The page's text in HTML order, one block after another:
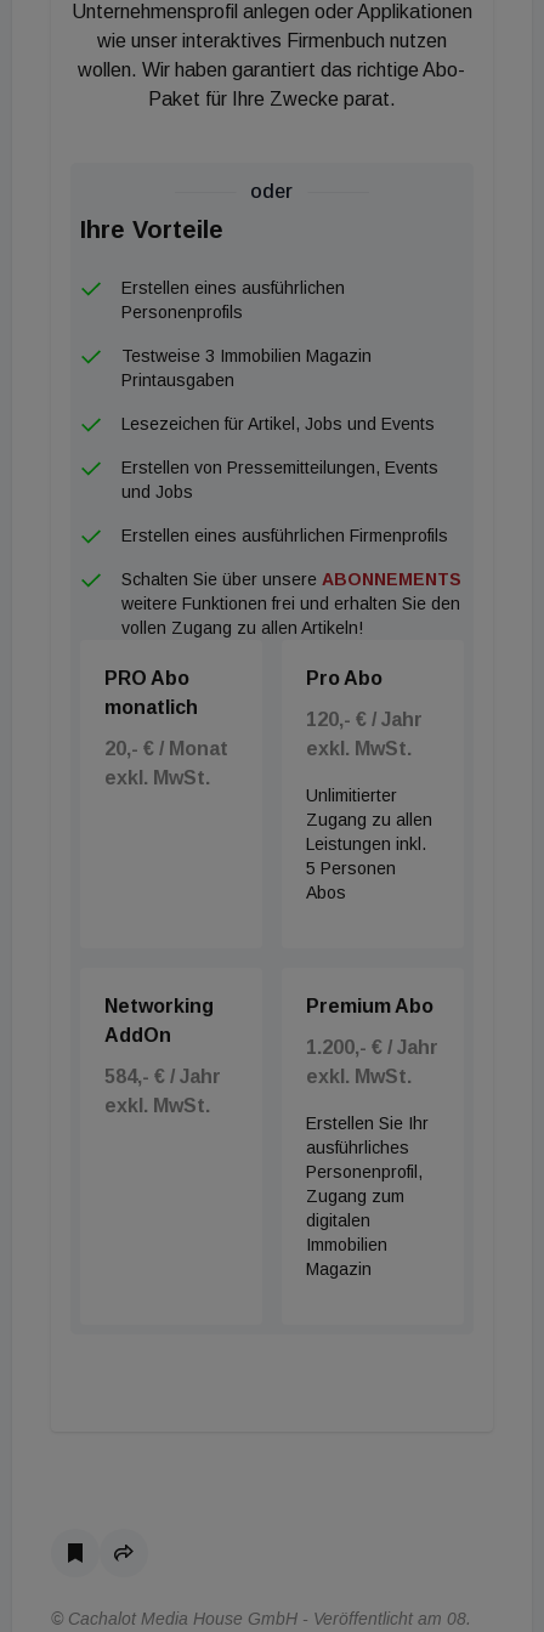
Ort reduziert werden.
„Gemeinsam schaffen wir die Voraussetzungen,
der Techem Gruppe. Dr. Björn Dietrich, CEO von
Compleo Charging Solutions, verweist auf die tiefe
Verzahnung mit den Immobilienprozessen: Durch
die Kombination beider Kernkompetenzen lasse
sich Ladeinfrastruktur für Immobilienmanager
künftig deutlich wirtschaftlicher, einfacher und
Unternehmensprofil anlegen oder Applikationen
wie unser interaktives Firmenbuch nutzen
wollen. Wir haben garantiert das richtige Abo-
Paket für Ihre Zwecke parat.
oder
Ihre Vorteile
Erstellen eines ausführlichen
Personenprofils
Testweise 3 Immobilien Magazin
Printausgaben
Lesezeichen für Artikel, Jobs und Events
Erstellen von Pressemitteilungen, Events
und Jobs
Erstellen eines ausführlichen Firmenprofils
Schalten Sie über unsere ABONNEMENTS
weitere Funktionen frei und erhalten Sie den
vollen Zugang zu allen Artikeln!
PRO Abo
monatlich
20,- € / Monat
exkl. MwSt.
Pro Abo
120,- € / Jahr
exkl. MwSt.
Unlimitierter
Zugang zu allen
Leistungen inkl.
5 Personen
Abos
Networking
AddOn
584,- € / Jahr
exkl. MwSt.
Premium Abo
1.200,- € / Jahr
exkl. MwSt.
Erstellen Sie Ihr
ausführliches
Personenprofil,
Zugang zum
digitalen
Immobilien
Magazin
© Cachalot Media House GmbH - Veröffentlicht am 08.